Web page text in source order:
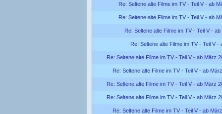
Re: Seltene alte Filme im TV - Teil V - ab
Re: Seltene alte Filme im TV - Teil V - ab
Re: Seltene alte Filme im TV - Teil V -
Re: Seltene alte Filme im TV - Teil V -
Re: Seltene alte Filme im TV - Teil V - ab März
Re: Seltene alte Filme im TV - Teil V - ab
Re: Seltene alte Filme im TV - Teil V - ab März
Re: Seltene alte Filme im TV - Teil V - ab März
Re: Seltene alte Filme im TV - Teil V - ab